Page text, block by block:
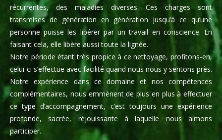
récurrentes, des maladies diverses. Ces charges sont
transmises de génération en génération jusqu’à ce qu’une
personne puisse les libérer par un travail en conscience. En
faisant cela, elle libère aussi toute la lignée.
Notre période étant très propice à ce nettoyage, profitons-en,
celui-ci s’effectue avec facilité quand nous nous y sentons près.
Notre expérience dans ce domaine et nos compétences
complémentaires, nous emmènent de plus en plus à effectuer
ce type d’accompagnement, c’est toujours une expérience
profonde, sacrée, réjouissante à laquelle nous aimons
participer.